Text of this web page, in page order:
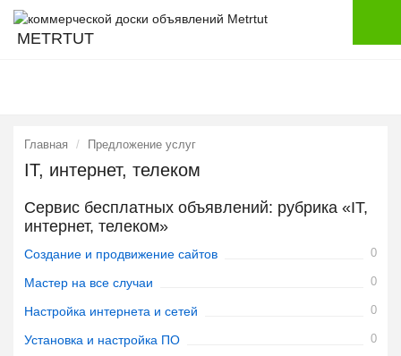
METRTUT
Главная Предложение услуг
IT, интернет, телеком
Сервис бесплатных объявлений: рубрика «IT,
интернет, телеком»
Создание и продвижение сайтов 0
Мастер на все случаи 0
Настройка интернета и сетей 0
Установка и настройка ПО 0